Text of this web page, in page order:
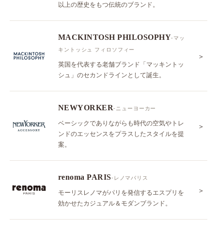
以上の歴史をもつ伝統のブランド。
MACKINTOSH PHILOSOPHY-マッ
キントッシュ フィロソフィー
英国を代表する老舗ブランド「マッキントッ
シュ」のセカンドラインとして誕生。
＞
NEWYORKER-ニューヨーカー
ベーシックでありながらも時代の空気やトレ
ンドのエッセンスをプラスしたスタイルを提
案。
＞
renoma PARIS-レノマパリス
モーリスレノマがパリを発信するエスプリを
効かせたカジュアル＆モダンブランド。
＞